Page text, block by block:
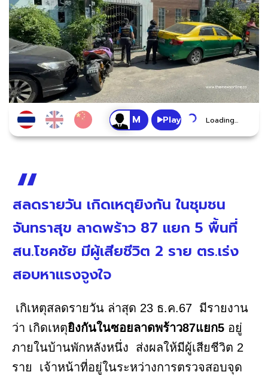
Play Loading...
สลดรายวัน เกิดเหตุยิงกัน ในชุมชน
จันทราสุข ลาดพร้าว 87 แยก 5 พื้นที่
สน.โชคชัย มีผู้เสียชีวิต​ 2 ราย ตร.เร่ง
สอบหาแรงจูงใจ
เกิเหตุสลดรายวัน ล่าสุด 23 ธ.ค.67 มีรายงาน
ว่า เกิดเหตุยิงกันในซอยลาดพร้าว87แยก5 อยู่
ภายในบ้านพักหลังหนึ่ง ส่งผลให้มีผู้เสียชีวิต​ 2
ราย เจ้าหน้าที่อยู่ในระหว่างการตรวจสอบจุด